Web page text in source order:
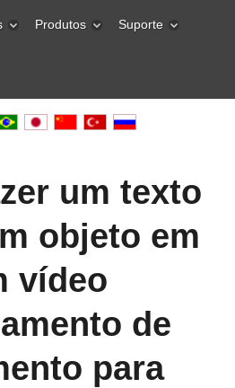
Produtos Suporte
um texto
objeto em
vídeo
de
para